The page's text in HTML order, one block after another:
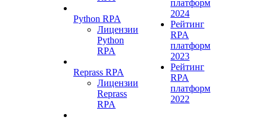
Python RPA
Лицензии
Python
RPA
Reprass RPA
Лицензии
Reprass
RPA
платформ
2024
Рейтинг
RPA
платформ
2023
Рейтинг
RPA
платформ
2022